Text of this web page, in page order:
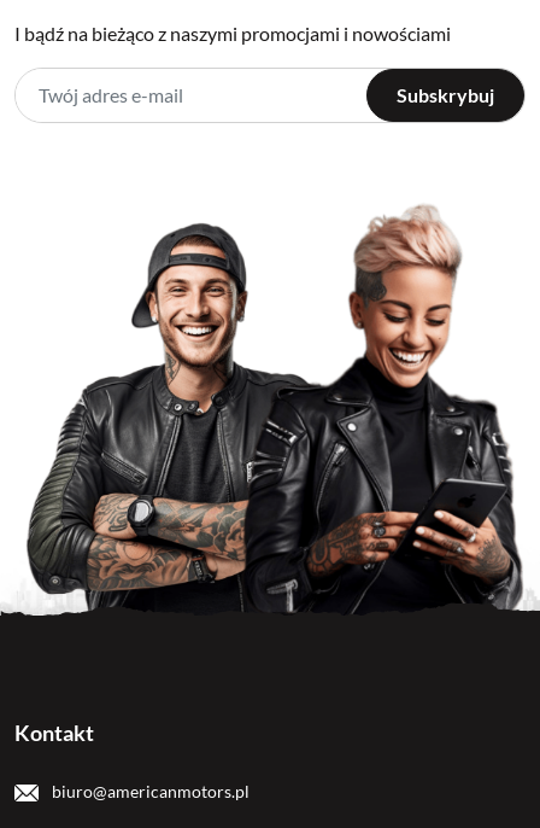
I bądź na bieżąco z naszymi promocjami i nowościami
Kontakt
biuro@americanmotors.pl